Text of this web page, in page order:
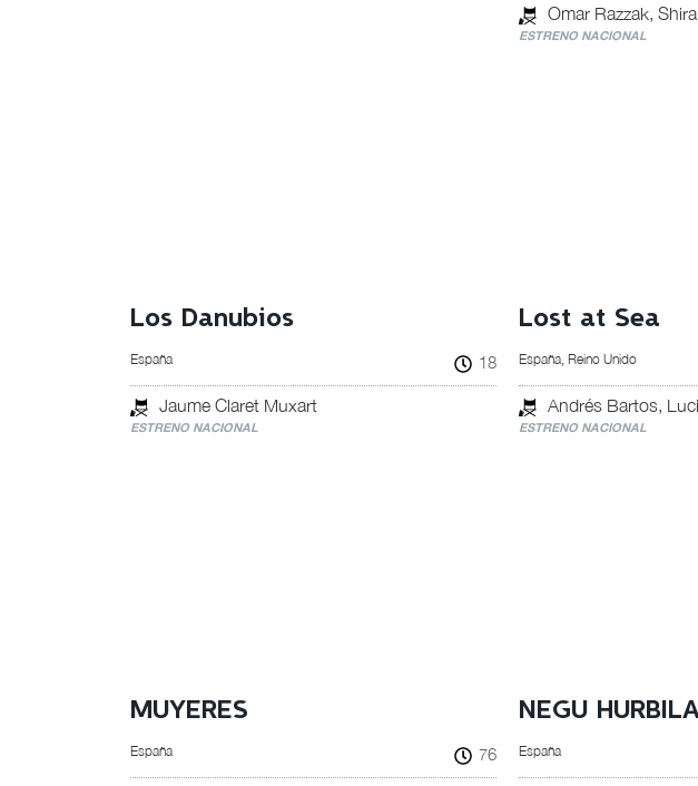
Omar Razzak,
ESTRENO NACIONAL
Los Danubios
España 18
Jaume Claret Muxart
ESTRENO NACIONAL
Lost at Sea
España, Reino Unido
Andrés Bartos,
ESTRENO NACIONAL
MUYERES
España 76
NEGU
España